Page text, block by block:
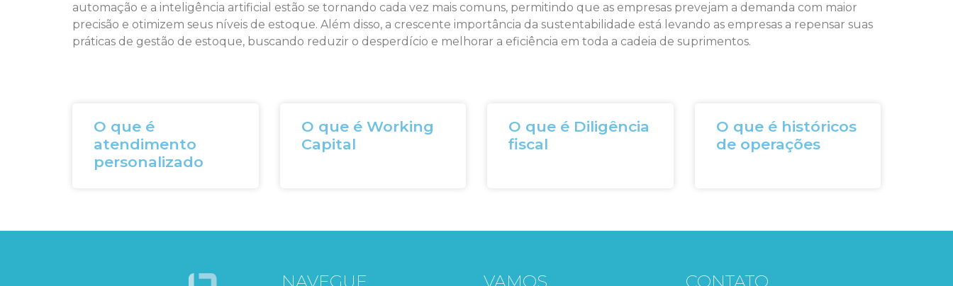
automação e a inteligência artificial estão se tornando cada vez mais comuns, permitindo que as empresas prevejam a demanda com maior
precisão e otimizem seus níveis de estoque. Além disso, a crescente importância da sustentabilidade está levando as empresas a repensar suas
práticas de gestão de estoque, buscando reduzir o desperdício e melhorar a eficiência em toda a cadeia de suprimentos.
O que é
atendimento
personalizado
O que é Working
Capital
O que é Diligência
fiscal
O que é históricos
de operações
NAVEGUE VAMOS CONTATO